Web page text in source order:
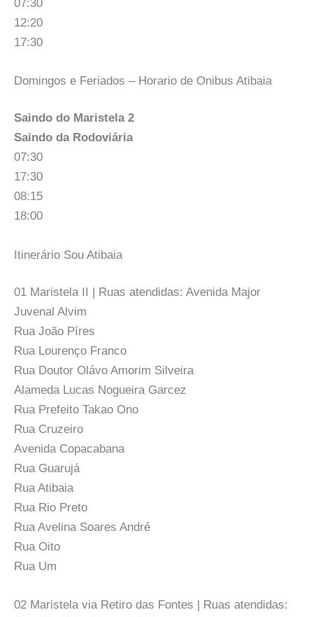
07:30
12:20
17:30
Domingos e Feriados – Horario de Onibus Atibaia
Saindo do Maristela 2
Saindo da Rodoviária
07:30
17:30
08:15
18:00
Itinerário Sou Atibaia
01 Maristela II | Ruas atendidas: Avenida Major
Juvenal Alvim
Rua João Píres
Rua Lourenço Franco
Rua Doutor Olávo Amorim Silveira
Alameda Lucas Nogueira Garcez
Rua Prefeito Takao Ono
Rua Cruzeiro
Avenida Copacabana
Rua Guarujá
Rua Atibaia
Rua Rio Preto
Rua Avelina Soares André
Rua Oito
Rua Um
02 Maristela via Retiro das Fontes | Ruas atendidas: